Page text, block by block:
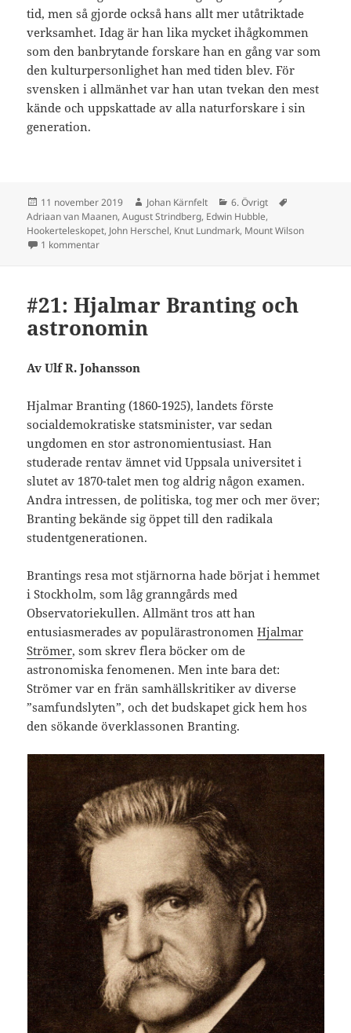
tid, men så gjorde också hans allt mer utåtriktade
verksamhet. Idag är han lika mycket ihågkommen
som den banbrytande forskare han en gång var som
den kulturpersonlighet han med tiden blev. För
svensken i allmänhet var han utan tvekan den mest
kände och uppskattade av alla naturforskare i sin
generation.
Postat
11 november 2019 Författare
Johan Kärnfelt Kategorier
6. Övrigt
Adriaan van Maanen,August Strindberg, Edwin Hubble,
Hookerteleskopet, John Herschel, Knut Lundmark, Mount Wilson
1 kommentartill #86: Knut Lundmark
#21: Hjalmar Branting och
astronomin
Av Ulf R. Johansson
Hjalmar Branting (1860-1925), landets förste
socialdemokratiske statsminister, var sedan
ungdomen en stor astronomientusiast. Han
studerade rentav ämnet vid Uppsala universitet i
slutet av 1870-talet men tog aldrig någon examen.
Andra intressen, de politiska, tog mer och mer över;
Branting bekände sig öppet till den radikala
studentgenerationen.
Brantings resa mot stjärnorna hade börjat i hemmet
i Stockholm, som låg granngårds med
Observatoriekullen. Allmänt tros att han
entusiasmerades av populärastronomenHjalmar
Strömer, som skrev flera böcker om de
astronomiska fenomenen. Men inte bara det:
Strömer var en frän samhällskritiker av diverse
”samfundslyten”, och det budskapet gick hem hos
den sökande överklassonen Branting.